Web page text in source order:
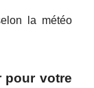
la météo
pour votre